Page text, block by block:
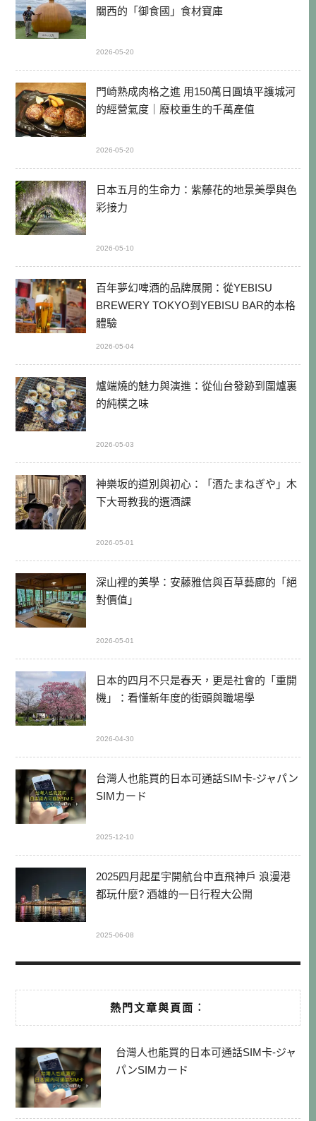
關西的「御食國」食材寶庫
2026-05-20
門崎熟成肉格之進 用150萬日圓填平護城河
的經營氣度｜廢校重生的千萬產值
2026-05-20
日本五月的生命力：紫藤花的地景美學與色
彩接力
2026-05-10
百年夢幻啤酒的品牌展開：從YEBISU
BREWERY TOKYO到YEBISU BAR的本格
體驗
2026-05-04
爐端燒的魅力與演進：從仙台發跡到圍爐裏
的純樸之味
2026-05-03
神樂坂的道別與初心：「酒たまねぎや」木
下大哥教我的選酒課
2026-05-01
深山裡的美學：安藤雅信與百草藝廊的「絕
對價值」
2026-05-01
日本的四月不只是春天，更是社會的「重開
機」：看懂新年度的街頭與職場學
2026-04-30
台灣人也能買的日本可通話SIM卡-ジャパン
SIMカード
2025-12-10
2025四月起星宇開航台中直飛神戶 浪漫港
都玩什麼? 酒雄的一日行程大公開
2025-06-08
熱門文章與頁面︰
台灣人也能買的日本可通話SIM卡-ジャ
パンSIMカード